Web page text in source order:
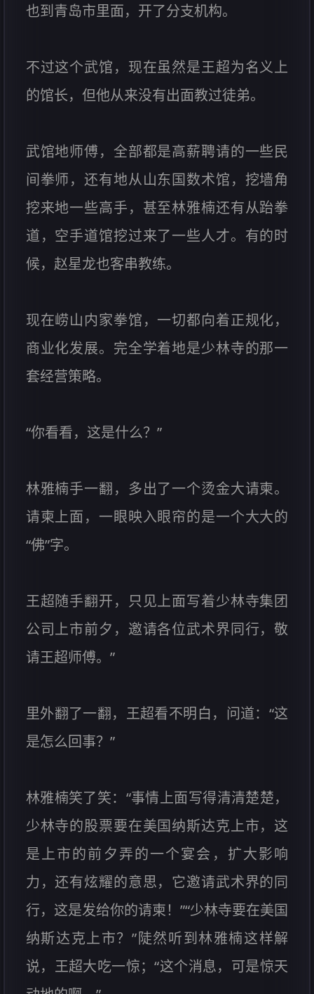
也到青岛市里面，开了分支机构。
不过这个武馆，现在虽然是王超为名义上
的馆长，但他从来没有出面教过徒弟。
武馆地师傅，全部都是高薪聘请的一些民
间拳师，还有地从山东国数术馆，挖墙角
挖来地一些高手，甚至林雅楠还有从跆拳
道，空手道馆挖过来了一些人才。有的时
候，赵星龙也客串教练。
现在崂山内家拳馆，一切都向着正规化，
商业化发展。完全学着地是少林寺的那一
套经营策略。
“你看看，这是什么？”
林雅楠手一翻，多出了一个烫金大请柬。
请柬上面，一眼映入眼帘的是一个大大的
“佛”字。
王超随手翻开，只见上面写着少林寺集团
公司上市前夕，邀请各位武术界同行，敬
请王超师傅。”
里外翻了一翻，王超看不明白，问道：“这
是怎么回事？”
林雅楠笑了笑：“事情上面写得清清楚楚，
少林寺的股票要在美国纳斯达克上市，这
是上市的前夕弄的一个宴会，扩大影响
力，还有炫耀的意思，它邀请武术界的同
行，这是发给你的请柬！”“少林寺要在美国
纳斯达克上市？”陡然听到林雅楠这样解
说，王超大吃一惊；“这个消息，可是惊天